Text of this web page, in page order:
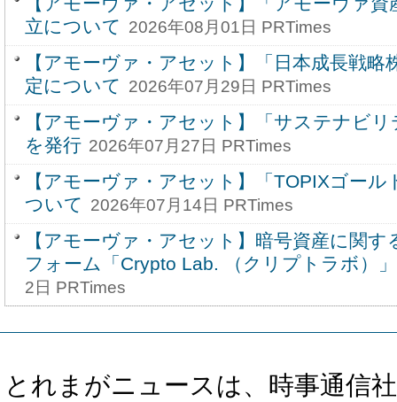
立について 2026年08月01日 PRTimes
【アモーヴァ・アセット】「日本成長戦
定について 2026年07月29日 PRTimes
【アモーヴァ・アセット】「サステナビ
を発行 2026年07月27日 PRTimes
【アモーヴァ・アセット】「TOPIXゴー
ついて 2026年07月14日 PRTimes
【アモーヴァ・アセット】暗号資産に関
フォーム「Crypto Lab. （クリプトラボ）
2日 PRTimes
とれまがニュースは、時事通信